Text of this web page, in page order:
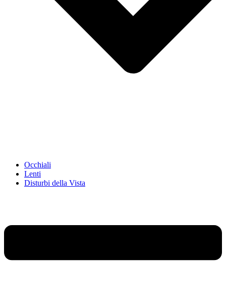
Occhiali
Lenti
Disturbi della Vista